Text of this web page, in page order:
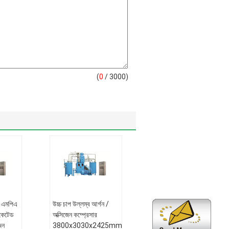
(0 / 3000)
উচ্চ চাপ উল্লম্ব আর্গন /
অক্সিজেন কম্প্রেসার
3800x3030x2425mm